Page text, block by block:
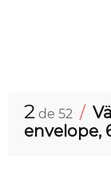
2 de 52 /
envelope,